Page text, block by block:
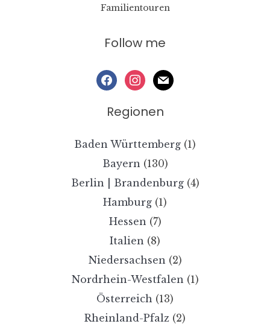
Familientouren
Follow me
facebookinstagram
mail
Regionen
Baden Württemberg (1)
Bayern (130)
Berlin | Brandenburg(4)
Hamburg (1)
Hessen (7)
Italien (8)
Niedersachsen (2)
Nordrhein-Westfalen (1)
Österreich (13)
Rheinland-Pfalz (2)